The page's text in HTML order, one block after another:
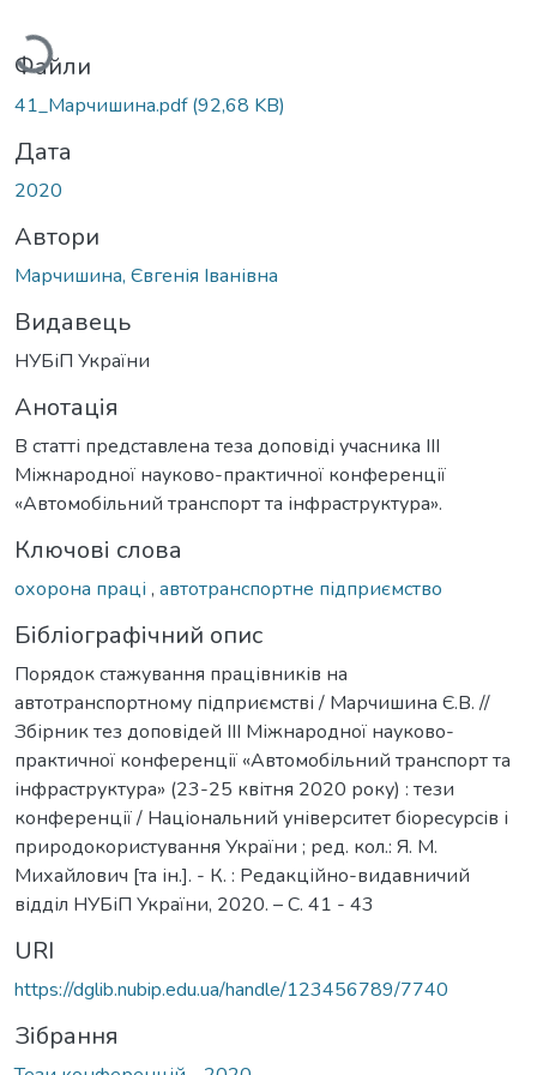
Файли
41_Марчишина.pdf(92,68 KB)
Дата
2020
Автори
Марчишина, Євгенія Іванівна
Видавець
НУБіП України
Анотація
В статті представлена теза доповіді учасника ІІІ
Міжнародної науково-практичної конференції
«Автомобільний транспорт та інфраструктура».
Ключові слова
охорона праці , автотранспортне підприємство
Бібліографічний опис
Порядок стажування працівників на
автотранспортному підприємстві / Марчишина Є.В. //
Збірник тез доповідей ІІІ Міжнародної науково-
практичної конференції «Автомобільний транспорт та
інфраструктура» (23-25 квітня 2020 року) : тези
конференції / Національний університет біоресурсів і
природокористування України ; ред. кол.: Я. М.
Михайлович [та ін.]. - К. : Редакційно-видавничий
відділ НУБіП України, 2020. – С. 41 - 43
URI
https://dglib.nubip.edu.ua/handle/123456789/7740
Зібрання